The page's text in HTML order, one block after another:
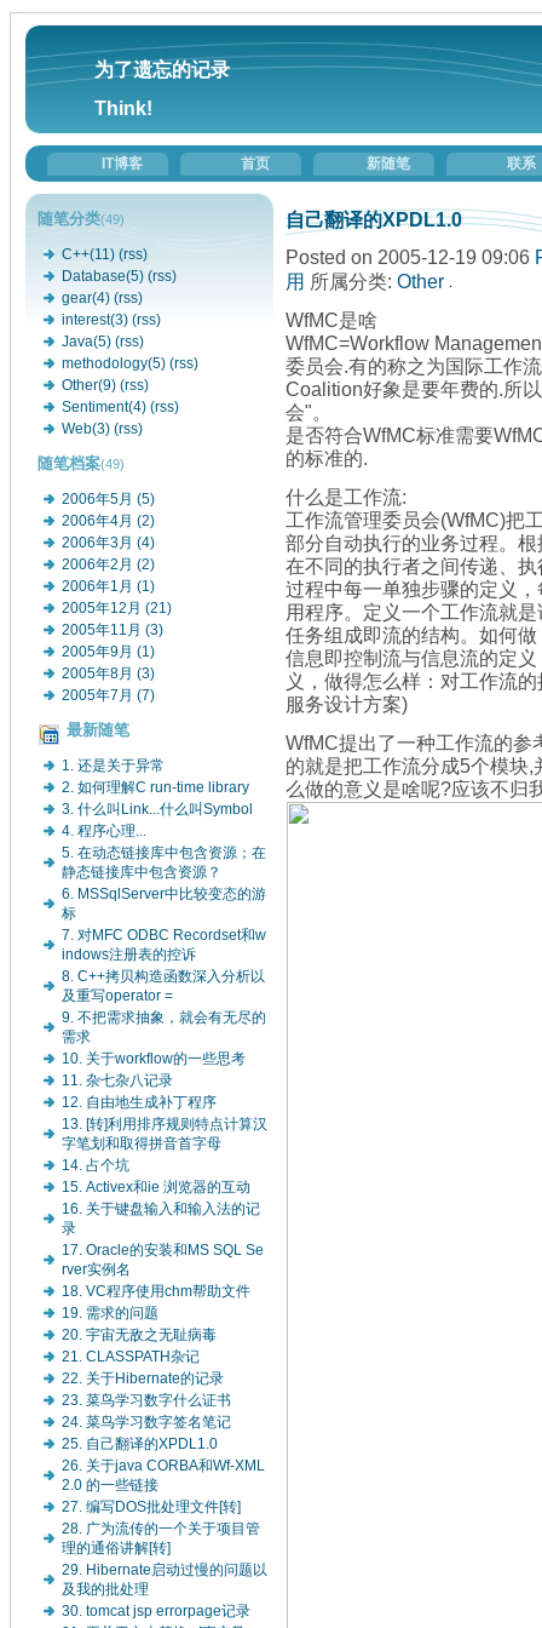
为了遗忘的记录
Think!
IT博客 首页 新随笔 联系
随笔分类(49)
C++(11) (rss)
Database(5) (rss)
gear(4) (rss)
interest(3) (rss)
Java(5) (rss)
methodology(5) (rss)
Other(9) (rss)
Sentiment(4) (rss)
Web(3) (rss)
随笔档案(49)
2006年5月 (5)
2006年4月 (2)
2006年3月 (4)
2006年2月 (2)
2006年1月 (1)
2005年12月 (21)
2005年11月 (3)
2005年9月 (1)
2005年8月 (3)
2005年7月 (7)
最新随笔
1. 还是关于异常
2. 如何理解C run-time library
3. 什么叫Link...什么叫Symbol
4. 程序心理...
5. 在动态链接库中包含资源；在
静态链接库中包含资源？
6. MSSqlServer中比较变态的游
标
7. 对MFC ODBC Recordset和w
indows注册表的控诉
8. C++拷贝构造函数深入分析以
及重写operator =
9. 不把需求抽象，就会有无尽的
需求
10. 关于workflow的一些思考
11. 杂七杂八记录
12. 自由地生成补丁程序
13. [转]利用排序规则特点计算汉
字笔划和取得拼音首字母
14. 占个坑
15. Activex和ie 浏览器的互动
16. 关于键盘输入和输入法的记
录
17. Oracle的安装和MS SQL Se
rver实例名
18. VC程序使用chm帮助文件
19. 需求的问题
20. 宇宙无敌之无耻病毒
21. CLASSPATH杂记
22. 关于Hibernate的记录
23. 菜鸟学习数字什么证书
24. 菜鸟学习数字签名笔记
25. 自己翻译的XPDL1.0
26. 关于java CORBA和Wf-XML
2.0 的一些链接
27. 编写DOS批处理文件[转]
28. 广为流传的一个关于项目管
理的通俗讲解[转]
29. Hibernate启动过慢的问题以
及我的批处理
30. tomcat jsp errorpage记录
自己翻译的XPDL1.0
Posted on 2005-12-19 09:06
用 所属分类: Other
WfMC是啥
WfMC=Workflow
委员会.有的称之为国际工作
Coalition好象是要年费的.所
会"。
是否符合WfMC标准需要
的标准的.
什么是工作流:
工作流管理委员会(WfMC)把
部分自动执行的业务过程。
在不同的执行者之间传递、
过程中每一单独步骤的定义
用程序。定义一个工作流就
任务组成即流的结构。如何
信息即控制流与信息流的定
义，做得怎么样：对工作流
服务设计方案)
WfMC提出了一种工作流的参
的就是把工作流分成5个模块
么做的意义是啥呢?应该不归